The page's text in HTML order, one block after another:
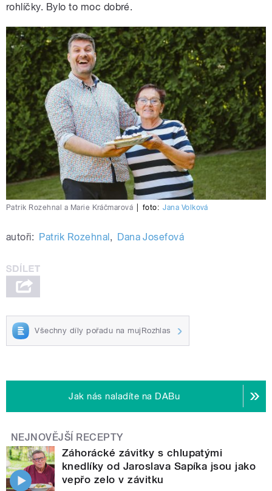
rohlíčky. Bylo to moc dobré.
Patrik Rozehnal a Marie Kráčmarová foto: Jana Volková
autoři: Patrik Rozehnal , Dana Josefová
Všechny díly pořadu na mujRozhlas
Jak nás naladíte na DABu
NEJNOVĚJŠÍ RECEPTY
Záhorácké závitky s chlupatými
knedlíky od Jaroslava Sapíka jsou jako
vepřo zelo v závitku